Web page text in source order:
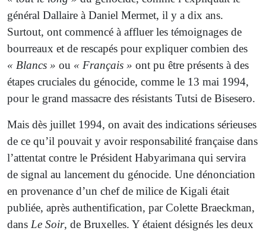
général Dallaire à Daniel Mermet, il y a dix ans.
Surtout, ont commencé à affluer les témoignages de
bourreaux et de rescapés pour expliquer combien des
« Blancs » ou « Français » ont pu être présents à des
étapes cruciales du génocide, comme le 13 mai 1994,
pour le grand massacre des résistants Tutsi de Bisesero.
Mais dès juillet 1994, on avait des indications sérieuses
de ce qu’il pouvait y avoir responsabilité française dans
l’attentat contre le Président Habyarimana qui servira
de signal au lancement du génocide. Une dénonciation
en provenance d’un chef de milice de Kigali était
publiée, après authentification, par Colette Braeckman,
dans Le Soir, de Bruxelles. Y étaient désignés les deux